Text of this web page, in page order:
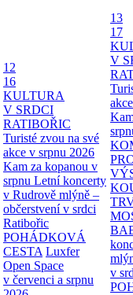
12
16
KULTURA
V SRDCI
RATIBOŘIC
Turisté zvou na své
akce v srpnu 2026
Kam za kopanou v
srpnu Letní koncerty
v Rudrově mlýně –
občerstvení v srdci
Ratibořic
POHÁDKOVÁ
CESTA Luxfer
Open Space
v červenci a srpnu
13
17
V
v